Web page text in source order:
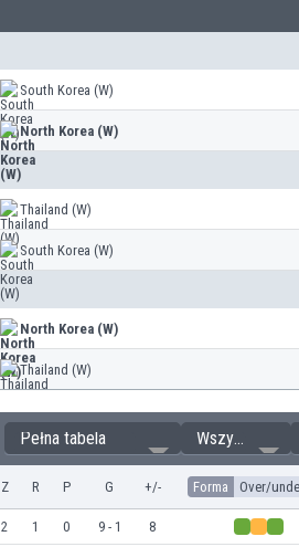
South Korea (W)
North Korea (W)
Thailand (W)
South Korea (W)
North Korea (W)
Thailand (W)
Pełna tabela Wszystkie
Z R P G +/- Forma Over/
2 1 0 9 - 1 8